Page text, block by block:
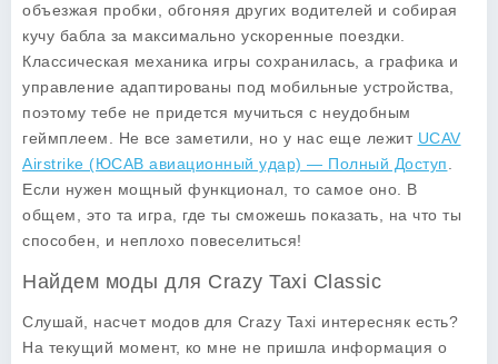
объезжая пробки, обгоняя других водителей и собирая
кучу бабла за максимально ускоренные поездки.
Классическая механика игры сохранилась, а графика и
управление адаптированы под мобильные устройства,
поэтому тебе не придется мучиться с неудобным
геймплеем. Не все заметили, но у нас еще лежит UCAV
Airstrike (ЮСАВ авиационный удар) — Полный Доступ
Если нужен мощный функционал, то самое оно. В
общем, это та игра, где ты сможешь показать, на что ты
способен, и неплохо повеселиться!
Найдем моды для Crazy Taxi Classic
Слушай, насчет модов для Crazy Taxi интересняк есть?
На текущий момент, ко мне не пришла информация о